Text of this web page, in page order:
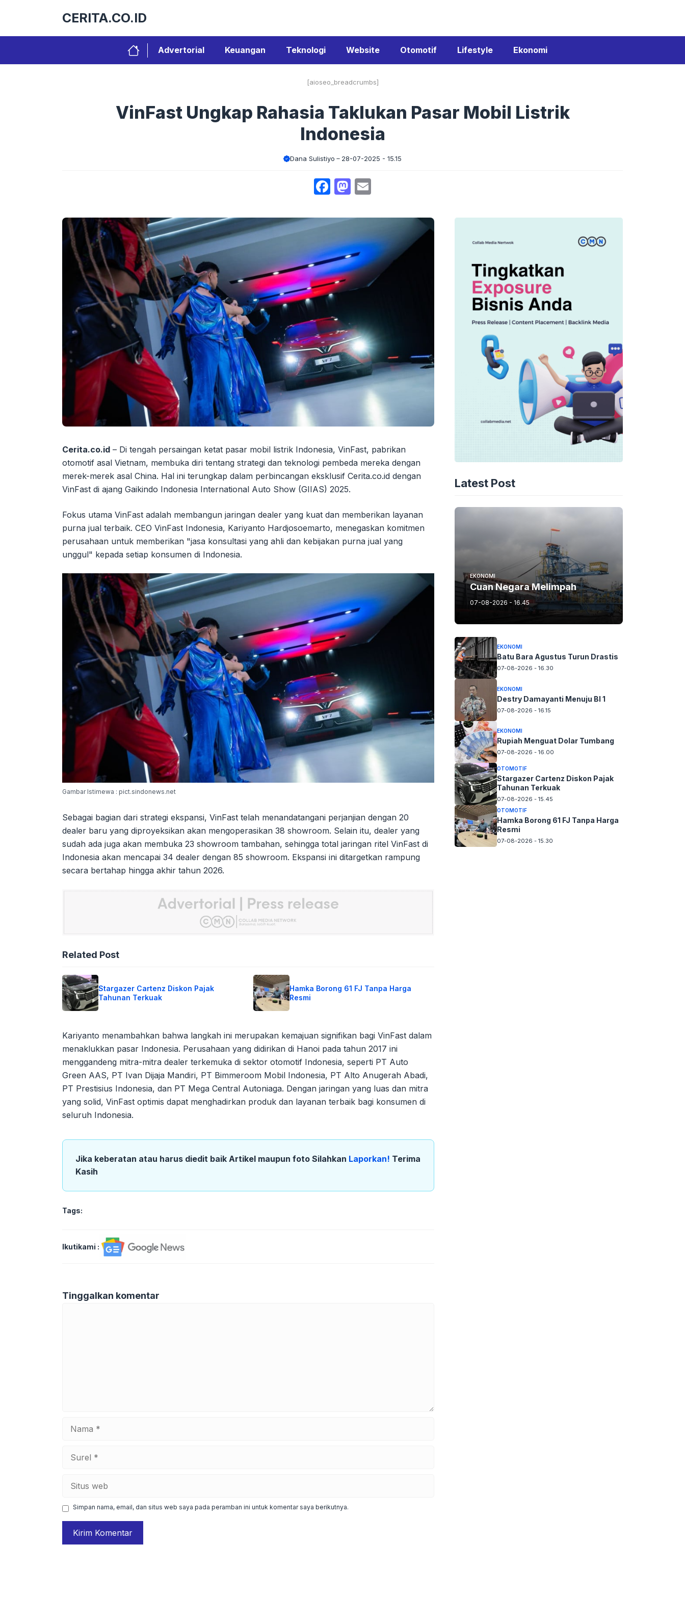
CERITA.CO.ID
Advertorial Keuangan Teknologi Website Otomotif Lifestyle Ekonomi
[aioseo_breadcrumbs]
VinFast Ungkap Rahasia Taklukan Pasar Mobil Listrik
Indonesia
Dana Sulistiyo 28-07-2025 - 15.15
Facebook
Mastodon
Cerita.co.id – Di tengah persaingan ketat pasar mobil listrik Indonesia, VinFast, pabrikan
otomotif asal Vietnam, membuka diri tentang strategi dan teknologi pembeda mereka dengan
merek-merek asal China. Hal ini terungkap dalam perbincangan eksklusif Cerita.co.id dengan
VinFast di ajang Gaikindo Indonesia International Auto Show (GIIAS) 2025.
Fokus utama VinFast adalah membangun jaringan dealer yang kuat dan memberikan layanan
purna jual terbaik. CEO VinFast Indonesia, Kariyanto Hardjosoemarto, menegaskan komitmen
perusahaan untuk memberikan "jasa konsultasi yang ahli dan kebijakan purna jual yang
unggul" kepada setiap konsumen di Indonesia.
Gambar Istimewa : pict.sindonews.net
Sebagai bagian dari strategi ekspansi, VinFast telah menandatangani perjanjian dengan 20
dealer baru yang diproyeksikan akan mengoperasikan 38 showroom. Selain itu, dealer yang
sudah ada juga akan membuka 23 showroom tambahan, sehingga total jaringan ritel VinFast di
Indonesia akan mencapai 34 dealer dengan 85 showroom. Ekspansi ini ditargetkan rampung
secara bertahap hingga akhir tahun 2026.
Related Post
Stargazer Cartenz Diskon Pajak
Tahunan Terkuak
Hamka Borong 61 FJ Tanpa Harga
Resmi
Kariyanto menambahkan bahwa langkah ini merupakan kemajuan signifikan bagi VinFast dalam
menaklukkan pasar Indonesia. Perusahaan yang didirikan di Hanoi pada tahun 2017 ini
menggandeng mitra-mitra dealer terkemuka di sektor otomotif Indonesia, seperti PT Auto
Green AAS, PT Ivan Dijaja Mandiri, PT Bimmeroom Mobil Indonesia, PT Alto Anugerah Abadi,
PT Prestisius Indonesia, dan PT Mega Central Autoniaga. Dengan jaringan yang luas dan mitra
yang solid, VinFast optimis dapat menghadirkan produk dan layanan terbaik bagi konsumen di
seluruh Indonesia.
Jika keberatan atau harus diedit baik Artikel maupun foto Silahkan Laporkan! Terima
Kasih
Tags:
Ikutikami :
Tinggalkan komentar
web
Simpan nama, email, dan situs web saya pada peramban ini untuk komentar saya berikutnya.
Latest Post
EKONOMI
Cuan Negara Melimpah
07-08-2026 - 16.45
EKONOMI
Batu Bara Agustus Turun Drastis
07-08-2026 - 16.30
EKONOMI
Destry Damayanti Menuju BI 1
07-08-2026 - 16.15
EKONOMI
Rupiah Menguat Dolar Tumbang
07-08-2026 - 16.00
OTOMOTIF
Stargazer Cartenz Diskon Pajak
Tahunan Terkuak
07-08-2026 - 15.45
OTOMOTIF
Hamka Borong 61 FJ Tanpa Harga
Resmi
07-08-2026 - 15.30